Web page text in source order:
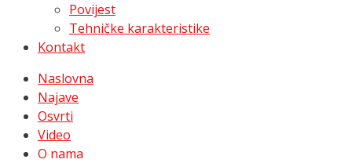
Povijest
Tehničke karakteristike
Kontakt
Naslovna
Najave
Osvrti
Video
O nama